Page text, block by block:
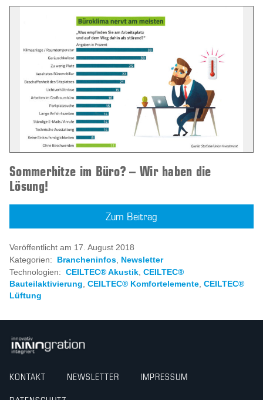
Sommerhitze im Büro? – Wir haben die
Lösung!
Zum Beitrag
Veröffentlicht am 17. August 2018
Kategorien:
Brancheninfos, Newsletter
Technologien: CEILTEC® Akustik, CEILTEC®
Bauteilaktivierung CEILTEC® Komfortelemente CEILTEC®
Lüftung
KONTAKT NEWSLETTER IMPRESSUM